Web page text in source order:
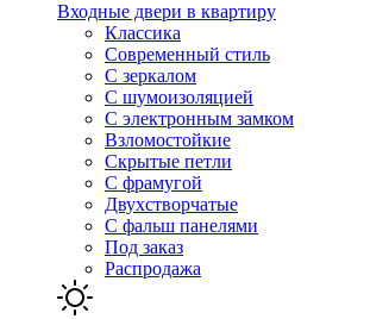
Входные двери в квартиру
Классика
Современный стиль
С зеркалом
С шумоизоляцией
С электронным замком
Взломостойкие
Скрытые петли
С фрамугой
Двухстворчатые
С фальш панелями
Под заказ
Распродажа